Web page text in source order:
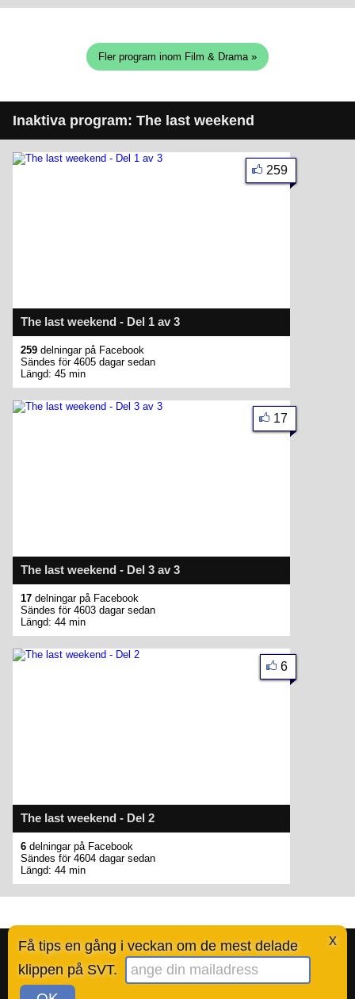
x
Få tips en gång i veckan om de mest delade
klippen på SVT.
Fler program inom Film & Drama »
Inaktiva program: The last weekend
The last weekend - Del 1 av 3
259
259 delningar på Facebook
Sändes för 4605 dagar sedan
Längd: 45 min
The last weekend - Del 3 av 3
17
17 delningar på Facebook
Sändes för 4603 dagar sedan
Längd: 44 min
The last weekend - Del 2
6
6 delningar på Facebook
Sändes för 4604 dagar sedan
Längd: 44 min
Bestofsvt.se är en tjänst skapad av Ted Valentin.Läs mer här